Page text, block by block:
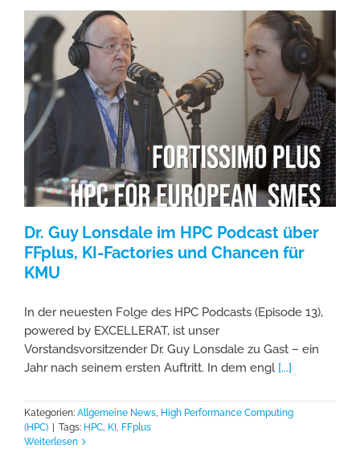
Dr. Guy Lonsdale im HPC Podcast über
FFplus, KI-Factories und Chancen für
KMU
In der neuesten Folge des HPC Podcasts (Episode 13),
powered by EXCELLERAT, ist unser
Vorstandsvorsitzender Dr. Guy Lonsdale zu Gast – ein
Jahr nach seinem ersten Auftritt. In dem engl [...]
Kategorien: Allgemeine News, High Performance Computing
(HPC)
Tags: HPC, KI , FFplus
Weiterlesen